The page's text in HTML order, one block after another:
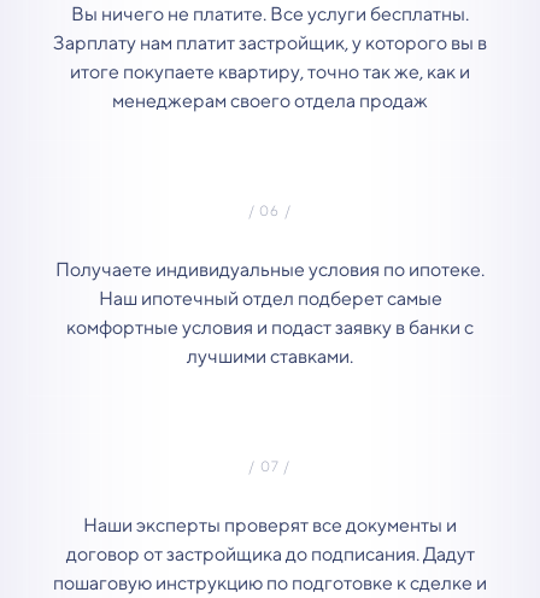
Вы ничего не платите. Все услуги бесплатны.
Зарплату нам платит застройщик, у которого вы в
итоге покупаете квартиру, точно так же, как и
менеджерам своего отдела продаж
Получаете индивидуальные условия по ипотеке.
Наш ипотечный отдел подберет самые
комфортные условия и подаст заявку в банки с
лучшими ставками.
Наши эксперты проверят все документы и
договор от застройщика до подписания. Дадут
пошаговую инструкцию по подготовке к сделке и